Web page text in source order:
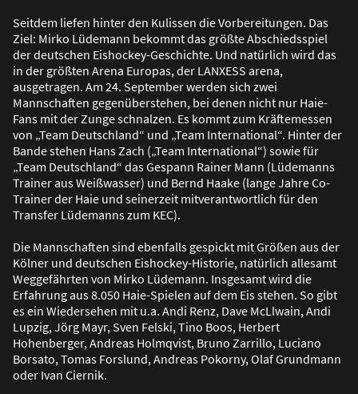
Seitdem liefen hinter den Kulissen die Vorbereitungen. Das
Ziel: Mirko Lüdemann bekommt das größte Abschiedsspiel
der deutschen Eishockey-Geschichte. Und natürlich wird das
in der größten Arena Europas, der LANXESS arena,
ausgetragen. Am 24. September werden sich zwei
Mannschaften gegenüberstehen, bei denen nicht nur Haie-
Fans mit der Zunge schnalzen. Es kommt zum Kräftemessen
von „Team Deutschland“ und „Team International“. Hinter der
Bande stehen Hans Zach („Team International“) sowie für
„Team Deutschland“ das Gespann Rainer Mann (Lüdemanns
Trainer aus Weißwasser) und Bernd Haake (lange Jahre Co-
Trainer der Haie und seinerzeit mitverantwortlich für den
Transfer Lüdemanns zum KEC).
Die Mannschaften sind ebenfalls gespickt mit Größen aus der
Kölner und deutschen Eishockey-Historie, natürlich allesamt
Weggefährten von Mirko Lüdemann. Insgesamt wird die
Erfahrung aus 8.050 Haie-Spielen auf dem Eis stehen. So gibt
es ein Wiedersehen mit u.a. Andi Renz, Dave McLlwain, Andi
Lupzig, Jörg Mayr, Sven Felski, Tino Boos, Herbert
Hohenberger, Andreas Holmqvist, Bruno Zarrillo, Luciano
Borsato, Tomas Forslund, Andreas Pokorny, Olaf Grundmann
oder Ivan Ciernik.